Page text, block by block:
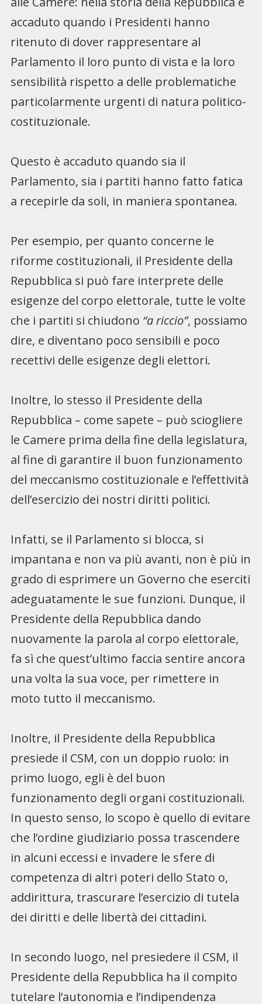
accaduto quando i Presidenti hanno
ritenuto di dover rappresentare al
Parlamento il loro punto di vista e la loro
sensibilità rispetto a delle problematiche
particolarmente urgenti di natura politico-
costituzionale.
Questo è accaduto quando sia il
Parlamento, sia i partiti hanno fatto fatica
a recepirle da soli, in maniera spontanea.
Per esempio, per quanto concerne le
riforme costituzionali, il Presidente della
Repubblica si può fare interprete delle
esigenze del corpo elettorale, tutte le volte
che i partiti si chiudono “a riccio”, possiamo
dire, e diventano poco sensibili e poco
recettivi delle esigenze degli elettori.
Inoltre, lo stesso il Presidente della
Repubblica – come sapete – può sciogliere
le Camere prima della fine della legislatura,
al fine di garantire il buon funzionamento
del meccanismo costituzionale e l’effettività
dell’esercizio dei nostri diritti politici.
Infatti, se il Parlamento si blocca, si
impantana e non va più avanti, non è più in
grado di esprimere un Governo che eserciti
adeguatamente le sue funzioni. Dunque, il
Presidente della Repubblica dando
nuovamente la parola al corpo elettorale,
fa sì che quest’ultimo faccia sentire ancora
una volta la sua voce, per rimettere in
moto tutto il meccanismo.
Inoltre, il Presidente della Repubblica
presiede il CSM, con un doppio ruolo: in
primo luogo, egli è del buon
funzionamento degli organi costituzionali.
In questo senso, lo scopo è quello di evitare
che l’ordine giudiziario possa trascendere
in alcuni eccessi e invadere le sfere di
competenza di altri poteri dello Stato o,
addirittura, trascurare l’esercizio di tutela
dei diritti e delle libertà dei cittadini.
In secondo luogo, nel presiedere il CSM, il
Presidente della Repubblica ha il compito
tutelare l’autonomia e l’indipendenza